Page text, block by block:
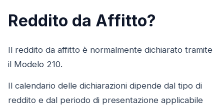
Reddito da Affitto?
Il reddito da affitto è normalmente dichiarato tramite
il Modelo 210.
Il calendario delle dichiarazioni dipende dal tipo di
reddito e dal periodo di presentazione applicabile